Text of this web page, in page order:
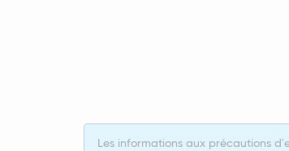
Les informations aux précautions